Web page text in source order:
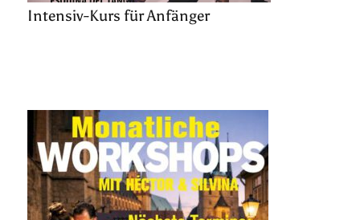
Intensiv-Kurs für Anfänger